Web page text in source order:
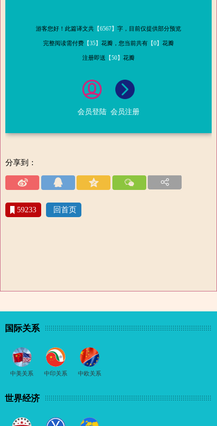
游客您好！此篇译文共 【6567】 字，目前仅提供部分预览
完整阅读需付费 【35】 花瓣，您当前共有 【0】 花瓣
注册即送 【50】 花瓣
会员登陆 会员注册
分享到：
59233 回首页
国际关系
中美关系 中印关系 中欧关系
世界经济